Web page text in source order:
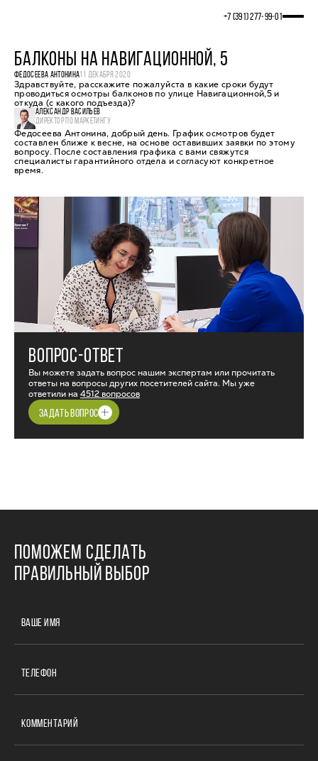
+7 (391) 277‒99‒01
БАЛКОНЫ НА НАВИГАЦИОННОЙ, 5
ФЕДОСЕЕВА АНТОНИНА11 ДЕКАБРЯ 2020
Здравствуйте, расскажите пожалуйста в какие сроки будут
проводиться осмотры балконов по улице Навигационной,5 и
откуда (с какого подъезда)?
АЛЕКСАНДР ВАСИЛЬЕВ
ДИРЕКТОР ПО МАРКЕТИНГУ
Федосеева Антонина, добрый день. График осмотров будет
составлен ближе к весне, на основе оставивших заявки по этому
вопросу. После составления графика с вами свяжутся
специалисты гарантийного отдела и согласуют конкретное
время.
ВОПРОС-ОТВЕТ
Вы можете задать вопрос нашим экспертам или прочитать
ответы на вопросы других посетителей сайта. Мы уже
ответили на 4512 вопросов
ЗАДАТЬ ВОПРОС
ПОМОЖЕМ СДЕЛАТЬ
ПРАВИЛЬНЫЙ ВЫБОР
ВАШЕ ИМЯ
ТЕЛЕФОН
КОММЕНТАРИЙ